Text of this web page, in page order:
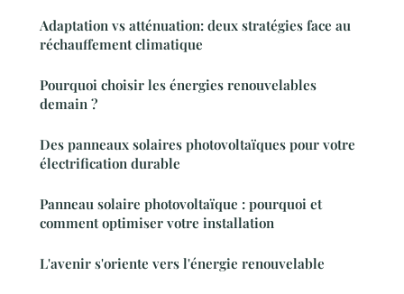
Adaptation vs atténuation: deux stratégies face au
réchauffement climatique
Pourquoi choisir les énergies renouvelables
demain ?
Des panneaux solaires photovoltaïques pour votre
électrification durable
Panneau solaire photovoltaïque : pourquoi et
comment optimiser votre installation
L'avenir s'oriente vers l'énergie renouvelable